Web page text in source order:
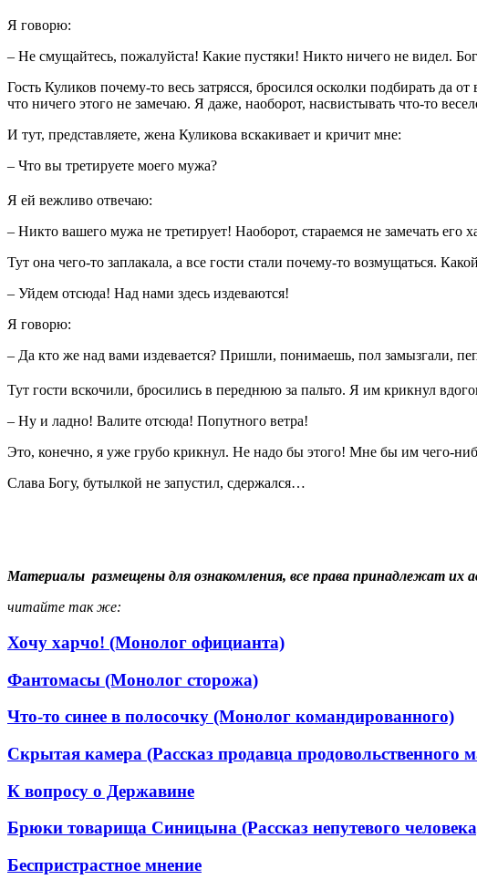
Я говорю:
– Не смущайтесь, пожалуйста! Какие пустяки! Никто ничего не видел.
Гость Куликов почему-то весь затрясся, бросился осколки подбирать
что ничего этого не замечаю. Я даже, наоборот, насвистывать что-то
И тут, представляете, жена Куликова вскакивает и кричит мне:
– Что вы третируете моего мужа?
Я ей вежливо отвечаю:
– Никто вашего мужа не третирует! Наоборот, стараемся не замечать
Тут она чего-то заплакала, а все гости стали почему-то возмущаться.
– Уйдем отсюда! Над нами здесь издеваются!
Я говорю:
– Да кто же над вами издевается? Пришли, понимаешь, пол замызгали,
Тут гости вскочили, бросились в переднюю за пальто. Я им крикнул
– Ну и ладно! Валите отсюда! Попутного ветра!
Это, конечно, я уже грубо крикнул. Не надо бы этого! Мне бы им чего-
Слава Богу, бутылкой не запустил, сдержался…
Материалы размещены для ознакомления, все права принадлежат их
читайте так же:
Хочу харчо! (Монолог официанта)
Фантомасы (Монолог сторожа)
Что-то синее в полосочку (Монолог командированного)
Скрытая камера (Рассказ продавца продовольственного
К вопросу о Державине
Брюки товарища Синицына (Рассказ непутевого
Беспристрастное мнение